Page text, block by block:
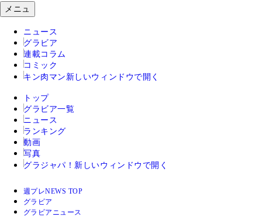
メニュ
ニュース
グラビア
連載コラム
コミック
キン肉マン 新しいウィンドウで開く
トップ
グラビア一覧
ニュース
ランキング
動画
写真
グラジャパ！ 新しいウィンドウで開く
週プレNEWS TOP
グラビア
グラビアニュース